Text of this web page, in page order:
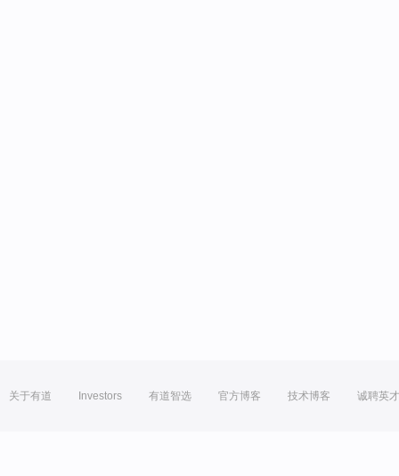
关于有道 Investors 有道智选 官方博客 技术博客 诚聘英才